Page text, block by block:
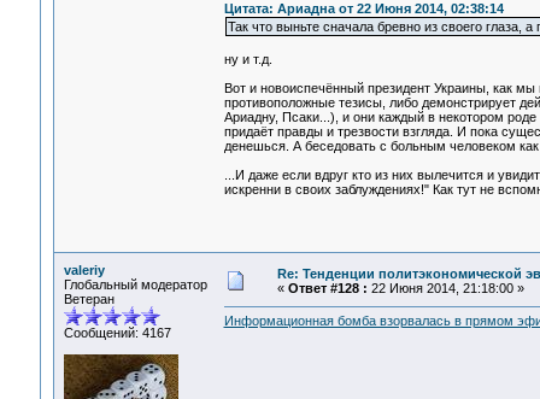
Цитата: Ариадна от 22 Июня 2014, 02:38:14
Так что выньте сначала бревно из своего глаза,
ну и т.д.
Вот и новоиспечённый президент Украины, как
противоположные тезисы, либо демонстрирует
Ариадну, Псаки...), и они каждый в некотором
придаёт правды и трезвости взгляда. И пока
денешься. А беседовать с больным человеком
...И даже если вдруг кто из них вылечится и
искренни в своих заблуждениях!" Как тут не
valeriy
Глобальный модератор
Ветеран
Сообщений: 4167
Re: Тенденции политэкономической
« Ответ #128 : 22 Июня 2014, 21:18:00 »
Информационная бомба взорвалась в прямом